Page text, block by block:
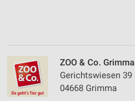
ZOO & Co. Grimma
Gerichtswiesen 39
04668 Grimma